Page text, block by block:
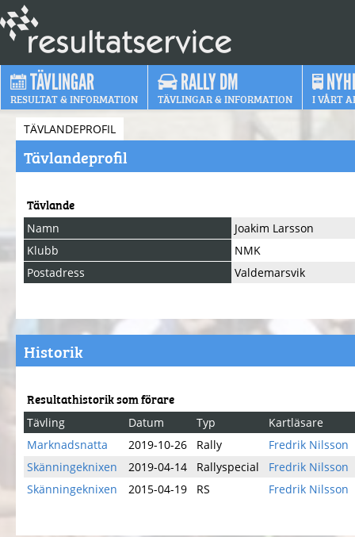
TÄVLINGAR
RESULTAT & INFORMATION
RALLY DM
TÄVLINGAR & INFORMATION I VÅRT
TÄVLANDEPROFIL
Tävlandeprofil
Tävlande
Namn
Joakim Larsson
Klubb
NMK
Postadress
Valdemarsvik
Historik
Resultathistorik som förare
Tävling Datum Typ
Kartläsare
Marknadsnatta
2019-10-26 Rally
Fredrik Nilsson
Skänningeknixen
2019-04-14 Rallyspecial
Fredrik Nilsson
Skänningeknixen
2015-04-19 RS Fredrik Nilsson